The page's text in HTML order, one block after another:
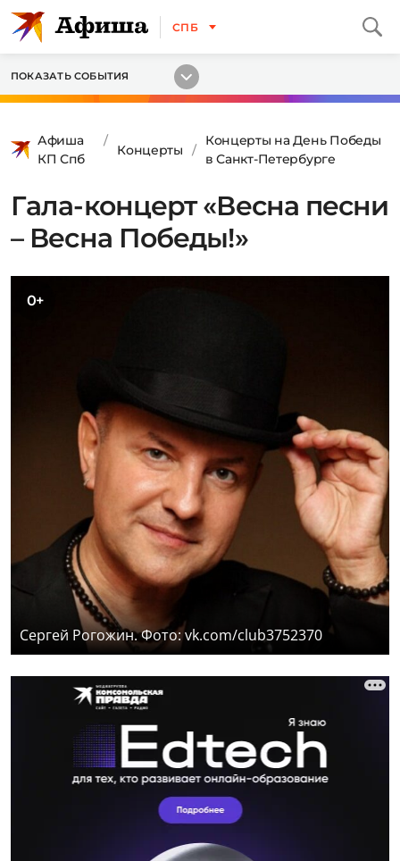
СПБ
ПОКАЗАТЬ СОБЫТИЯ
Афиша
КП Спб
Концерты
Концерты на День Победы
в Санкт-Петербурге
Гала-концерт «Весна песни
– Весна Победы!»
0+
Сергей Рогожин. Фото: vk.com/club3752370